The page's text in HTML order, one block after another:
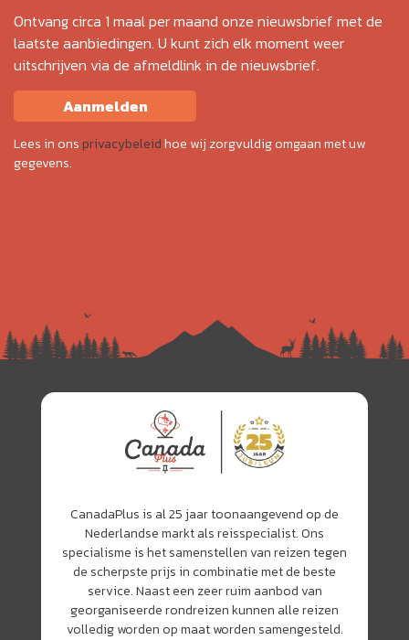
Ontvang circa 1 maal per maand onze nieuwsbrief met de
laatste aanbiedingen. U kunt zich elk moment weer
uitschrijven via de afmeldlink in de nieuwsbrief.
Aanmelden
Lees in onsprivacybeleidhoe wij zorgvuldig omgaan met uw
gegevens.
CanadaPlus is al 25 jaar toonaangevend op de
Nederlandse markt als reisspecialist. Ons
specialisme is het samenstellen van reizen tegen
de scherpste prijs in combinatie met de beste
service. Naast een zeer ruim aanbod van
georganiseerde rondreizen kunnen alle reizen
volledig worden op maat worden samengesteld.